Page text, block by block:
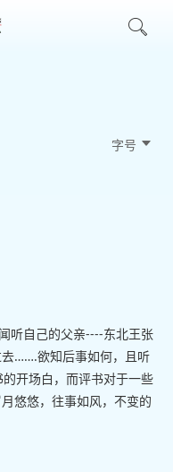
字号
听自己的父亲----东北王张
…….欲知后事如何，且听
开场白，而评书对于一些
悠悠，往事如风，不变的